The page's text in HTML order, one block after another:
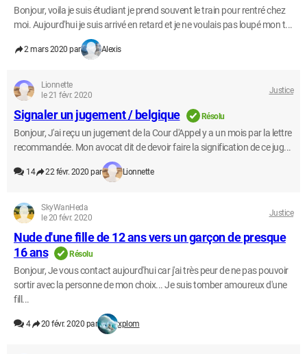
Bonjour, voila je suis étudiant je prend souvent le train pour rentré chez
moi. Aujourd'hui je suis arrivé en retard et je ne voulais pas loupé mon t...
2 mars 2020 par Alexis
Lionnette
le 21 févr. 2020
Justice
Signaler un jugement / belgique Résolu
Bonjour, J'ai reçu un jugement de la Cour d'Appel y a un mois par la lettre
recommandée. Mon avocat dit de devoir faire la signification de ce jug...
14 22 févr. 2020 par Lionnette
SkyWanHeda
le 20 févr. 2020
Justice
Nude d'une fille de 12 ans vers un garçon de presque
16 ans
Résolu
Bonjour, Je vous contact aujourd'hui car j'ai très peur de ne pas pouvoir
sortir avec la personne de mon choix... Je suis tomber amoureux d'une
fill...
4 20 févr. 2020 par xplom